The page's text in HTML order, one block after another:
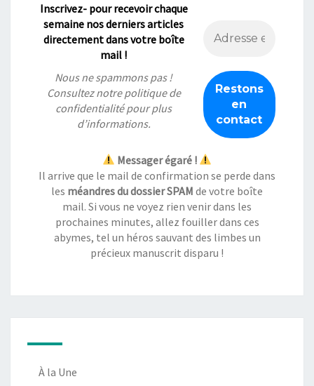
Inscrivez- pour recevoir chaque
semaine nos derniers articles
directement dans votre boîte
mail !
Nous ne spammons pas !
Consultez notrepolitique de
confidentialitépour plus
d’informations.
Messager égaré !
Il arrive que le mail de confirmation se perde dans
les méandres du dossier SPAM de votre boîte
mail. Si vous ne voyez rien venir dans les
prochaines minutes, allez fouiller dans ces
abymes, tel un héros sauvant des limbes un
précieux manuscrit disparu !
À la Une